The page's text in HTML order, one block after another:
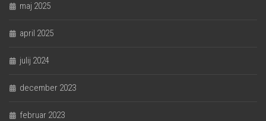
maj 2025
april 2025
julij 2024
december 2023
februar 2023